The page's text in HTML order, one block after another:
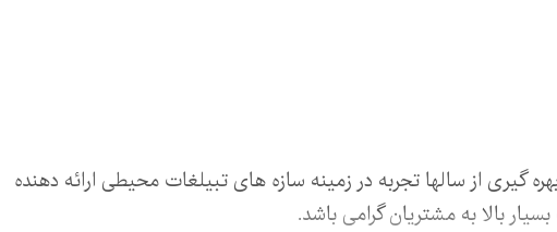
گیری از سالها تجربه در زمینه سازه های تبیلغات محیطی ارائه دهنده
بالا به مشتریان گرامی باشد.